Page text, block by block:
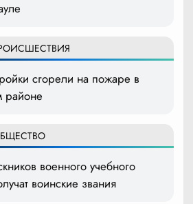
сгорели на пожаре в
районе
военного учебного
воинские звания